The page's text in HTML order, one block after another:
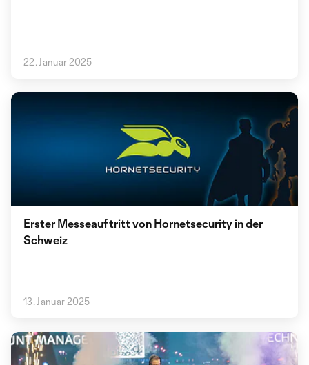
22. Januar 2025
Erster Messeauftritt von Hornetsecurity in der
Schweiz
13. Januar 2025